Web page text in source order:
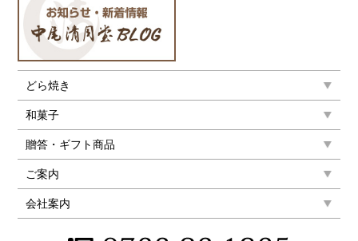
どら焼き
和菓子
贈答・ギフト商品
ご案内
会社案内